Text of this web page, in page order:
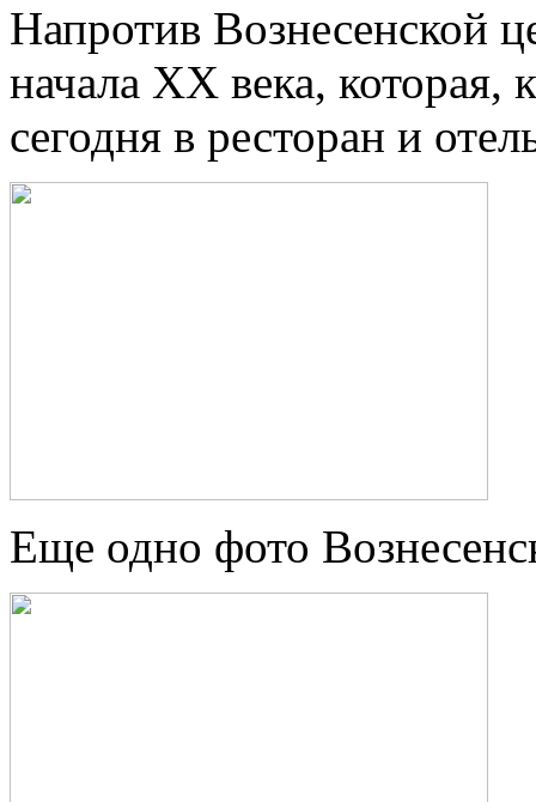
Напротив Вознесенской
начала ХХ века,
сегодня в ресторан и
Еще одно фото